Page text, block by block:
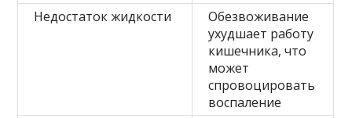
Недостаток жидкости
Обезвоживание
ухудшает работу
кишечника, что
может
спровоцировать
воспаление